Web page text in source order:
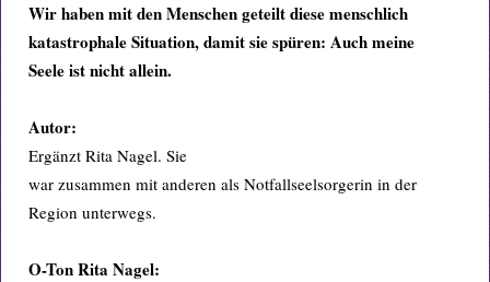
Wir haben mit den Menschen geteilt diese menschlich
katastrophale Situation, damit sie spüren: Auch meine
Seele ist nicht allein.
Autor:
Ergänzt Rita Nagel. Sie
war zusammen mit anderen als Notfallseelsorgerin in der
Region unterwegs.
O-Ton Rita Nagel: